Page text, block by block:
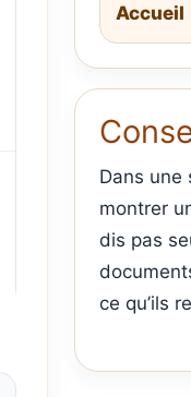
Accueil
Dans une
montrer
dis pas
ce qu’ils